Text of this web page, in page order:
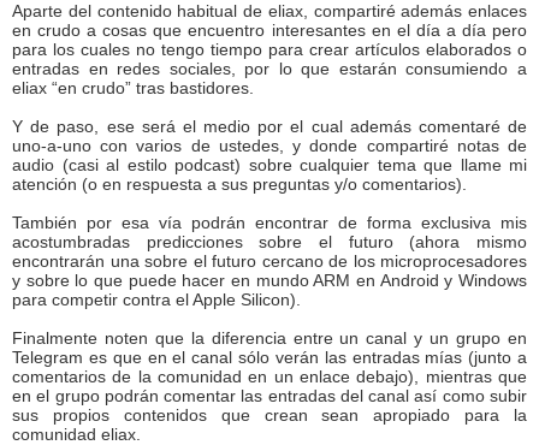
Aparte del contenido habitual de eliax, compartiré además enlaces
en crudo a cosas que encuentro interesantes en el día a día pero
para los cuales no tengo tiempo para crear artículos elaborados o
entradas en redes sociales, por lo que estarán consumiendo a
eliax “en crudo” tras bastidores.
Y de paso, ese será el medio por el cual además comentaré de
uno-a-uno con varios de ustedes, y donde compartiré notas de
audio (casi al estilo podcast) sobre cualquier tema que llame mi
atención (o en respuesta a sus preguntas y/o comentarios).
También por esa vía podrán encontrar de forma exclusiva mis
acostumbradas predicciones sobre el futuro (ahora mismo
encontrarán una sobre el futuro cercano de los microprocesadores
y sobre lo que puede hacer en mundo ARM en Android y Windows
para competir contra el Apple Silicon).
Finalmente noten que la diferencia entre un canal y un grupo en
Telegram es que en el canal sólo verán las entradas mías (junto a
comentarios de la comunidad en un enlace debajo), mientras que
en el grupo podrán comentar las entradas del canal así como subir
sus propios contenidos que crean sean apropiado para la
comunidad eliax.